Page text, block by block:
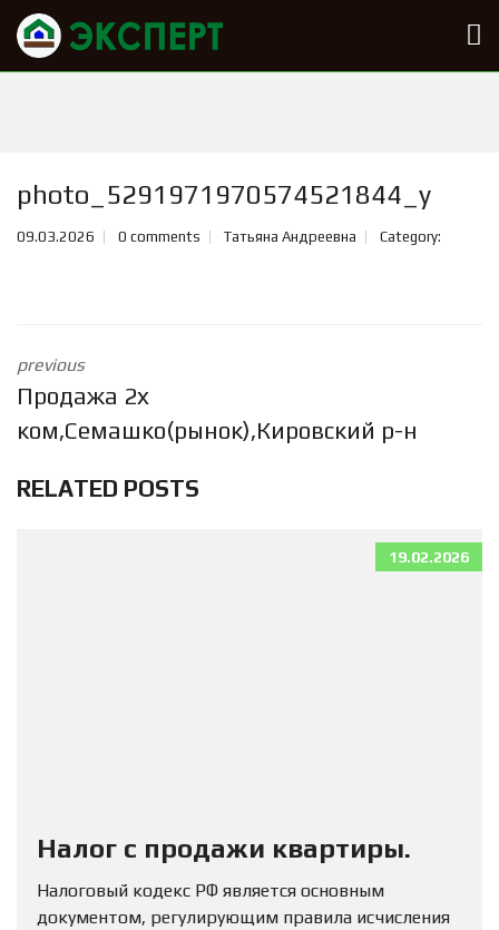
photo_5291971970574521844_y
09.03.2026 0 comments Татьяна Андреевна Category:
previous
Продажа 2х
ком,Семашко(рынок),Кировский р-н
RELATED POSTS
19.02.2026
Налог с продажи квартиры.
Налоговый кодекс РФ является основным
документом, регулирующим правила исчисления